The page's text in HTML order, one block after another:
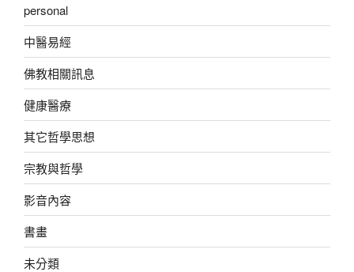
personal
中醫易經
佛教相關訊息
健康醫療
其它哲學思想
宗教與哲學
影音內容
書畫
未分類